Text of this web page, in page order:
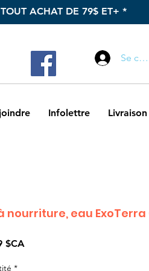
ACHAT DE 79$ ET+ *
nourriture, eau
$CA
*
Infolettre Livraison
Se